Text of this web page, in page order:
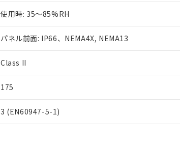
使用時: 35～85%RH
パネル前面: IP66、NEMA4X, NEMA13
Class II
175
3 (EN60947-5-1)